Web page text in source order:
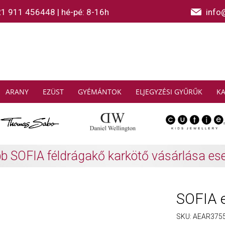
911 456448 | hé-pé: 8-16h
ARANY EZÜST GYÉMÁNTOK ELJEGYZÉSI GYŰRŰK
SABO: Gyűjtsön és spóroljon További
SOFIA
SKU: